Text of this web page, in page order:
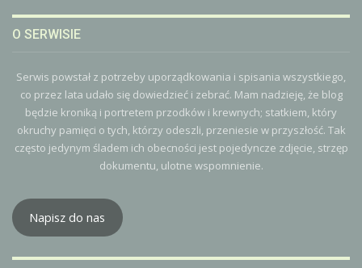
O SERWISIE
Serwis powstał z potrzeby uporządkowania i spisania wszystkiego,
co przez lata udało się dowiedzieć i zebrać. Mam nadzieję, że blog
będzie kroniką i portretem przodków i krewnych; statkiem, który
okruchy pamięci o tych, którzy odeszli, przeniesie w przyszłość. Tak
często jedynym śladem ich obecności jest pojedyncze zdjęcie, strzęp
dokumentu, ulotne wspomnienie.
Napisz do nas